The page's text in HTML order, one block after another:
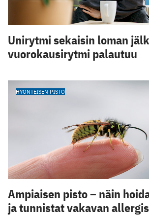
Unirytmi sekaisin loman
vuorokausirytmi palautuu
HYÖNTEISEN PISTO
Ampiaisen pisto – näin
ja tunnistat vakavan